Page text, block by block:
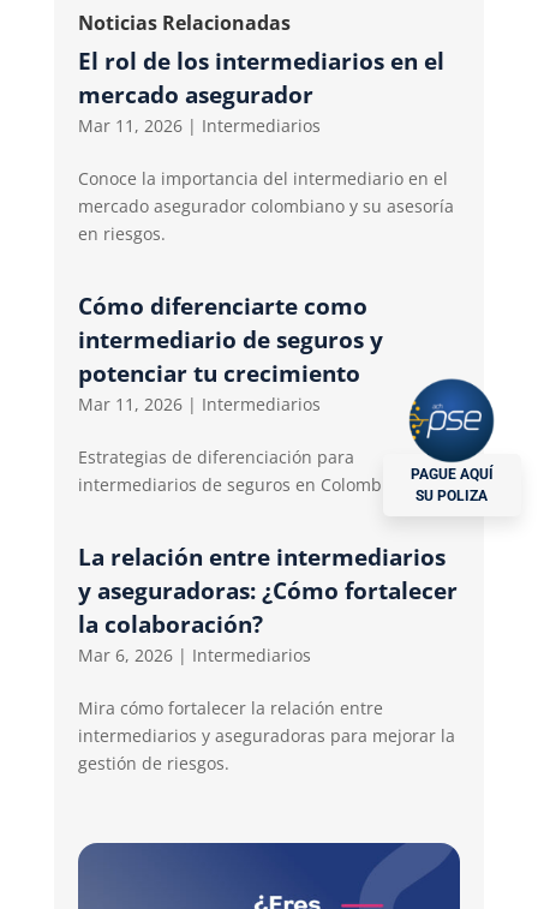
Noticias Relacionadas
El rol de los intermediarios en el
mercado asegurador
Mar 11, 2026| Intermediarios
Conoce la importancia del intermediario en el
mercado asegurador colombiano y su asesoría
en riesgos.
Cómo diferenciarte como
intermediario de seguros y
potenciar tu crecimiento
Mar 11, 2026| Intermediarios
Estrategias de diferenciación para
intermediarios de seguros en Colombia
La relación entre intermediarios
y aseguradoras: ¿Cómo fortalecer
la colaboración?
Mar 6, 2026| Intermediarios
Mira cómo fortalecer la relación entre
intermediarios y aseguradoras para mejorar la
gestión de riesgos.
PAGUE AQUÍ
SU POLIZA